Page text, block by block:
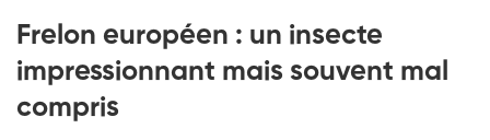
Frelon européen : un insecte
impressionnant mais souvent mal
compris